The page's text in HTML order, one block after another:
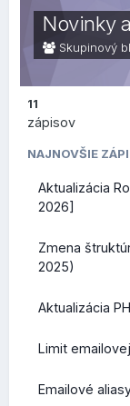
blogy alebo
.NOW - sila
okamžitej akcii
platformy
cenách, ich
platia na 1 rok
Novinky
Skupinový
11
zápisov
NAJNOVŠIE
Aktualizácia
2026]
Zmena
2025)
Aktualizácia
Limit
Emailové